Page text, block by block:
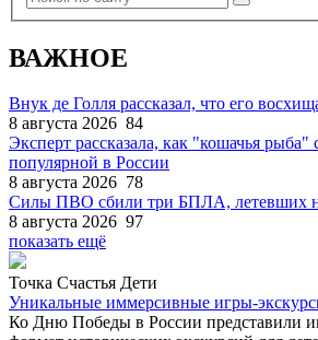
ВАЖНОЕ
Внук де Голля рассказал, что его
8 августа 2026 84
Эксперт рассказала, как "кошачья рыба"
популярной в России
8 августа 2026 78
Силы ПВО сбили три БПЛА, летевших
8 августа 2026 97
показать ещё
Точка Счастья Дети
Уникальные иммерсивные игры-
Ко Дню Победы в России представили